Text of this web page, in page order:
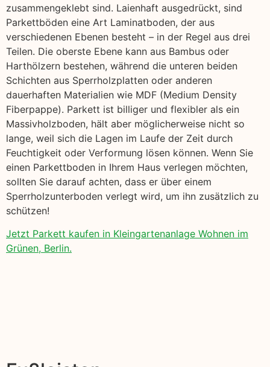
zusammengeklebt sind. Laienhaft ausgedrückt, sind
Parkettböden eine Art Laminatboden, der aus
verschiedenen Ebenen besteht – in der Regel aus drei
Teilen. Die oberste Ebene kann aus Bambus oder
Harthölzern bestehen, während die unteren beiden
Schichten aus Sperrholzplatten oder anderen
dauerhaften Materialien wie MDF (Medium Density
Fiberpappe). Parkett ist billiger und flexibler als ein
Massivholzboden, hält aber möglicherweise nicht so
lange, weil sich die Lagen im Laufe der Zeit durch
Feuchtigkeit oder Verformung lösen können. Wenn Sie
einen Parkettboden in Ihrem Haus verlegen möchten,
sollten Sie darauf achten, dass er über einem
Sperrholzunterboden verlegt wird, um ihn zusätzlich zu
schützen!
Jetzt Parkett kaufen in Kleingartenanlage Wohnen im
Grünen, Berlin.